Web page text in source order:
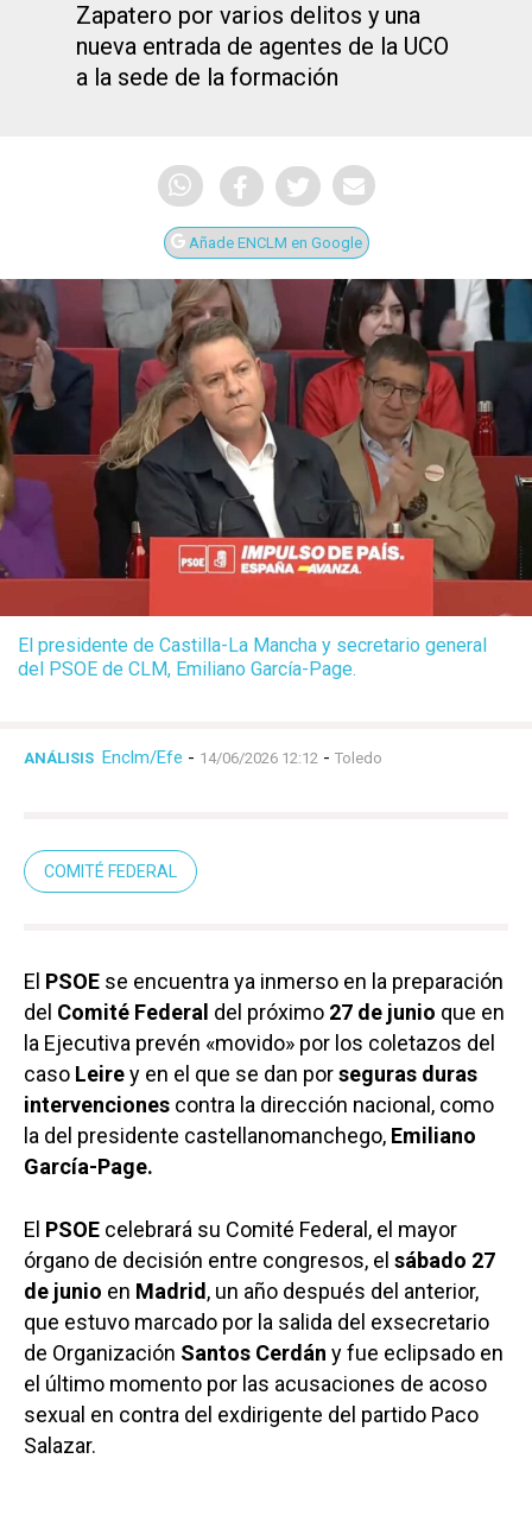
Zapatero por varios delitos y una
nueva entrada de agentes de la UCO
a la sede de la formación
Añade ENCLM en Google
El presidente de Castilla-La Mancha y secretario general
del PSOE de CLM, Emiliano García-Page.
ANÁLISIS Enclm/Efe - 14/06/2026 12:12 - Toledo
COMITÉ FEDERAL
El PSOE se encuentra ya inmerso en la preparación
del Comité Federal del próximo 27 de junio que en
la Ejecutiva prevén «movido» por los coletazos del
caso Leirey en el que se dan porseguras duras
intervenciones contra la dirección nacional, como
la del presidente castellanomanchego, Emiliano
García-Page.
El PSOE celebrará su Comité Federal, el mayor
órgano de decisión entre congresos, el sábado 27
de junio en Madrid, un año después del anterior,
que estuvo marcado por la salida del exsecretario
de Organización Santos Cerdán y fue eclipsado en
el último momento por las acusaciones de acoso
sexual en contra del exdirigente del partido Paco
Salazar.